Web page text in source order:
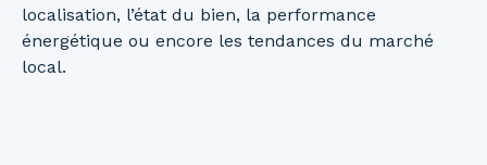
localisation, l’état du bien, la performance
énergétique ou encore les tendances du marché
local.